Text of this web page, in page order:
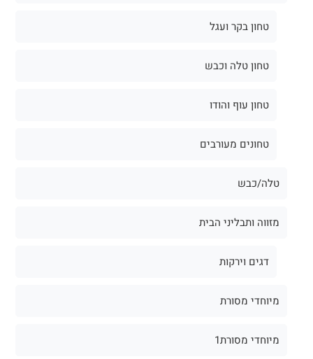
טחון בקר ועגל
טחון טלה וכבש
טחון עוף והודו
טחונים מעורבים
טלה/כבש
מזווה ותבליני הבית
דגים וירקות
מיוחדי מסורת
מיוחדי מסורת1